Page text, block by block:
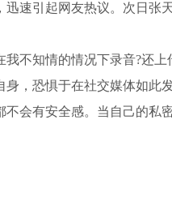
速引起网友热议。次日张
知情的情况下录音?还上
，恐惧于在社交媒体如此
会有安全感。当自己的私